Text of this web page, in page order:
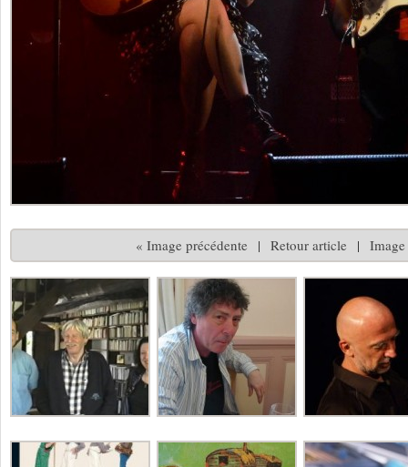
« Image précédente | Retour article |